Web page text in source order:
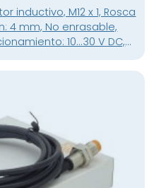
inductivo, M12 x 1, Rosca
4 mm, No enrasable,
10...30 V DC,
normalmente abierto,
mm², Material de la